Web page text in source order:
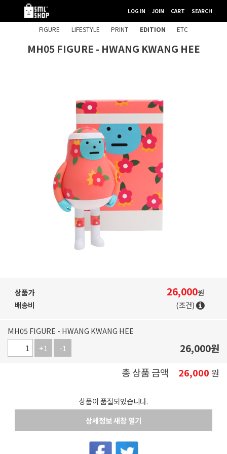
LOG IN JOIN CART SEARCH
FIGURE LIFESTYLE PRINT EDITION ETC
MH05 FIGURE - HWANG KWANG HEE
상품가 26,000원
배송비
(조건)
MH05 FIGURE - HWANG KWANG HEE
+1
-1 26,000원
총 상품 금액
26,000 원
상품이 품절되었습니다.
상세정보 새창 열기